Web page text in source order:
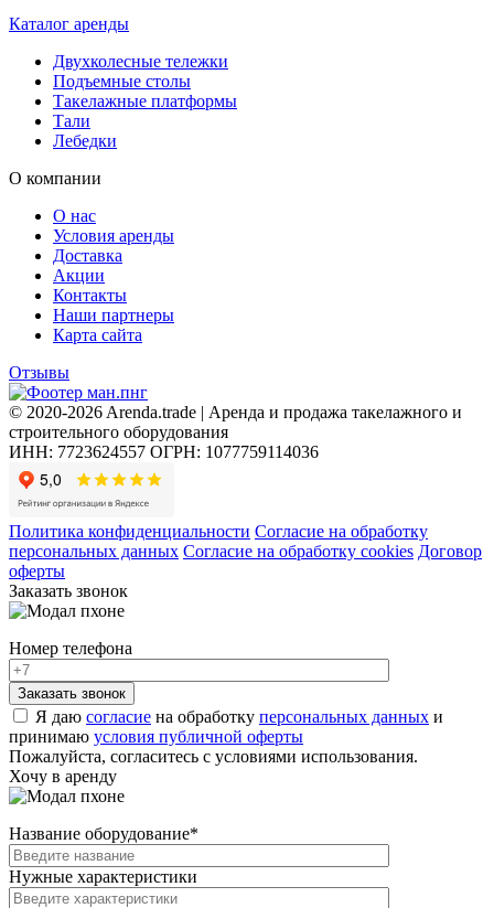
Каталог аренды
Двухколесные тележки
Подъемные столы
Такелажные платформы
Тали
Лебедки
О компании
О нас
Условия аренды
Доставка
Акции
Контакты
Наши партнеры
Карта сайта
Отзывы
© 2020-2026 Arenda.trade | Аренда и продажа такелажного и
строительного оборудования
ИНН: 7723624557 ОГРН: 1077759114036
Политика конфиденциальности Согласие на обработку
персональных данных Согласие на обработку cookies Договор
оферты
Заказать звонок
Номер телефона
Я даю согласие на обработку персональных данных и
принимаю условия публичной оферты
Пожалуйста, согласитесь с условиями использования.
Хочу в аренду
Название оборудование*
Нужные характеристики